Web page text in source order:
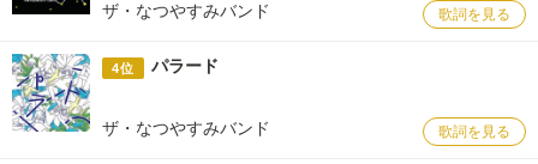
ザ・なつやすみバンド 歌詞を見る
4位 パラード
ザ・なつやすみバンド 歌詞を見る